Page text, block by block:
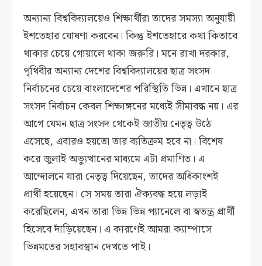
অন্যান্য বিশ্ববিদ্যালয়েও শিক্ষার্থীরা তাদের সমস্যা অনুযায়ী
ইশতেহার ঘোষণা করবেন। কিন্তু ইশতেহারে কথা কিতাবে
থাকার চেয়ে গোয়ালে থাকা জরুরি। মনে রাখা দরকার,
পৃথিবীর অন্যান্য দেশের বিশ্ববিদ্যালয়ের ছাত্র সংসদ
নির্বাচনের চেয়ে বাংলাদেশের পরিস্থিতি ভিন্ন। এখানে ছাত্র
সংসদ নির্বাচন কেবল শিক্ষাঙ্গনের মধ্যেই সীমাবদ্ধ নয়। এর
আগে যেমন ছাত্র সংসদ থেকেই জাতীয় নেতৃত্ব উঠে
এসেছে, এবারও হয়তো তার ব্যতিক্রম হবে না। বিশেষ
করে জুলাই অভ্যুত্থানের মাধ্যমে এটা প্রমাণিত। এ
আন্দোলনে যারা নেতৃত্ব দিয়েছেন, তাদের অধিকাংশই
প্রার্থী হয়েছেন। সে সময় তারা ঐক্যবদ্ধ হয়ে লড়াই
করেছিলেন, এখন তারা ভিন্ন ভিন্ন প্যানেলে বা স্বতন্ত্র প্রার্থী
হিসেবে দাঁড়িয়েছেন। এ কারণেই আমরা ক্যাম্পাসে
ভিন্নমতের সহাবস্থান দেখতে পাই।